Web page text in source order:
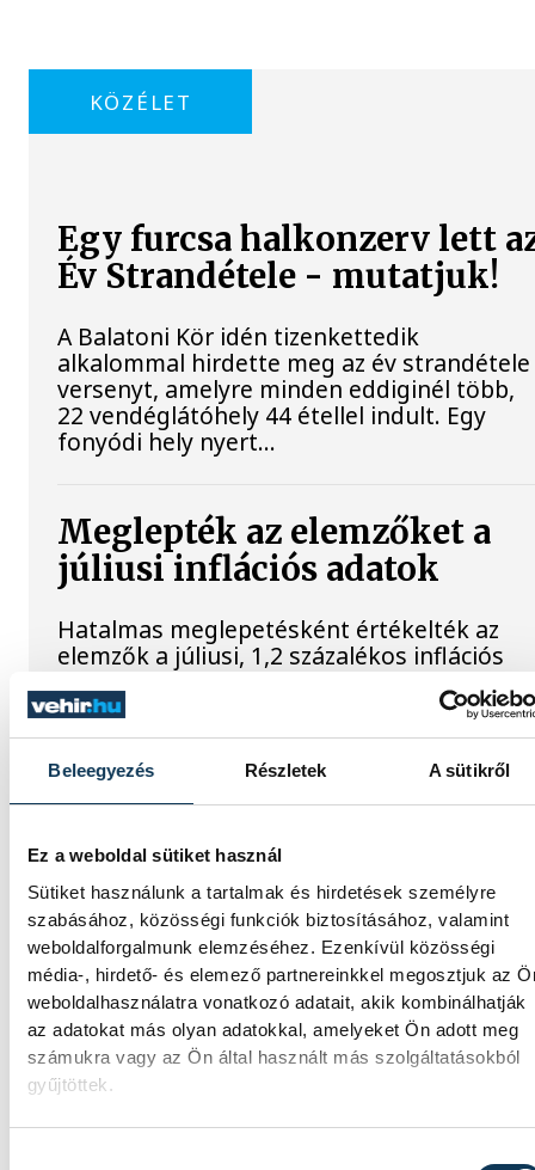
Beleegyezés Részletek A sütikről
Ez a weboldal sütiket használ
Sütiket használunk a tartalmak és hirdetések személyre
szabásához, közösségi funkciók biztosításához, valamint
weboldalforgalmunk elemzéséhez. Ezenkívül közösségi
média-, hirdető- és elemező partnereinkkel megosztjuk az
weboldalhasználatra vonatkozó adatait, akik kombinálhatják
az adatokat más olyan adatokkal, amelyeket Ön adott meg
számukra vagy az Ön által használt más szolgáltatásokból
gyűjtöttek.
KÖZÉLET
Egy furcsa halkonzerv lett
Év Strandétele - mutatjuk!
A Balatoni Kör idén tizenkettedik
alkalommal hirdette meg az év strandétele
versenyt, amelyre minden eddiginél több,
22 vendéglátóhely 44 étellel indult. Egy
fonyódi hely nyert...
Meglepték az elemzőket a
júliusi inflációs adatok
Hatalmas meglepetésként értékelték az
elemzők a júliusi, 1,2 százalékos inflációs
Sorra kerülnek elő
világháborús leletek az
alacsony Dunából
A folyó rekordalacsony vízállása miatt egy
csaknem komplett, II. világháborús német
DKW NZ 350-1 motorkerékpárbukkant elő
Batthyány téri rakpart sziklái alól, máshol
pedig egy közel féltonnás brit akna került
elő.
Késéltánc a Dunán: Mi